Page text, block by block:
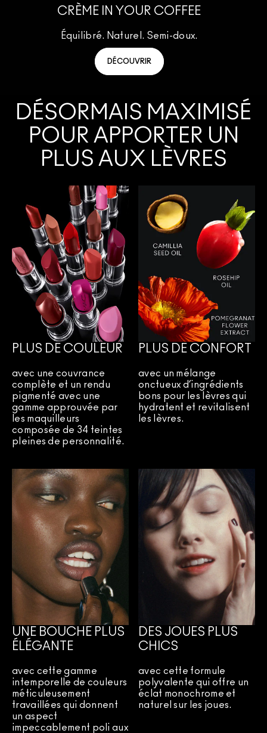
CRÈME IN YOUR COFFEE
Équilibré. Naturel. Semi-doux.
DÉCOUVRIR
DÉSORMAIS MAXIMISÉ
POUR APPORTER UN
PLUS AUX LÈVRES
PLUS DE COULEUR
avec une couvrance
complète et un rendu
pigmenté avec une
gamme approuvée par
les maquilleurs
composée de 34 teintes
pleines de personnalité.
PLUS DE CONFORT
avec un mélange
onctueux d’ingrédients
bons pour les lèvres qui
hydratent et revitalisent
les lèvres.
UNE BOUCHE PLUS
ÉLÉGANTE
avec cette gamme
intemporelle de couleurs
méticuleusement
travaillées qui donnent
un aspect
impeccablement poli aux
DES JOUES PLUS
CHICS
avec cette formule
polyvalente qui offre un
éclat monochrome et
naturel sur les joues.